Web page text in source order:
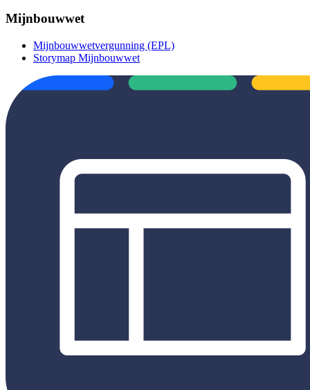
Mijnbouwwet
Mijnbouwwetvergunning (EPL)
Storymap Mijnbouwwet